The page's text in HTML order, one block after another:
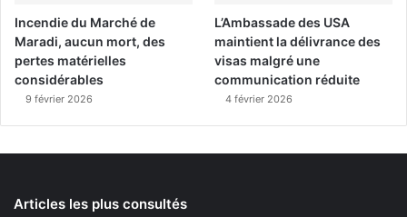
Incendie du Marché de
Maradi, aucun mort, des
pertes matérielles
considérables
9 février 2026
L’Ambassade des USA
maintient la délivrance des
visas malgré une
communication réduite
4 février 2026
Articles les plus consultés